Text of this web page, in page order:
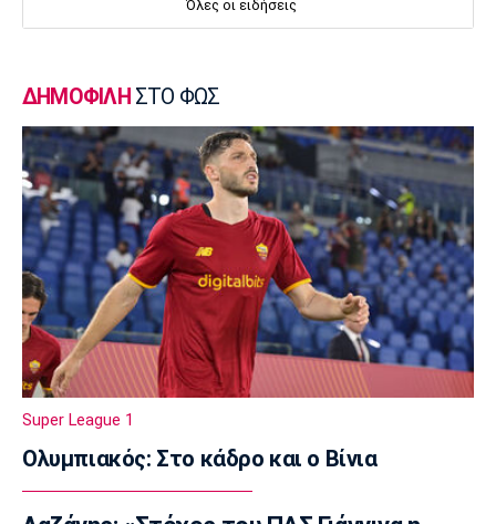
Επίσημα στον Άρη ο Άνταμ Μοκόκα
23:35
Europa League
Μπρούνο: «Δουλέψαμε καλά στην άμυνα»
23:32
Ποδόσφαιρο - Διεθνή
Κακή εβδομάδα για τη βαθμολογία της UEFA
23:23
Γ Εθνική
Αστέρας Βάρης: Νέες προσθήκες στο
ρόστερ
Conference League
Όλες οι ειδήσεις
ΔΗΜΟΦΙΛΗ ΣΤΟ ΦΩΣ
Super League 1
Ολυμπιακός: Στο κάδρο και ο Βίνια